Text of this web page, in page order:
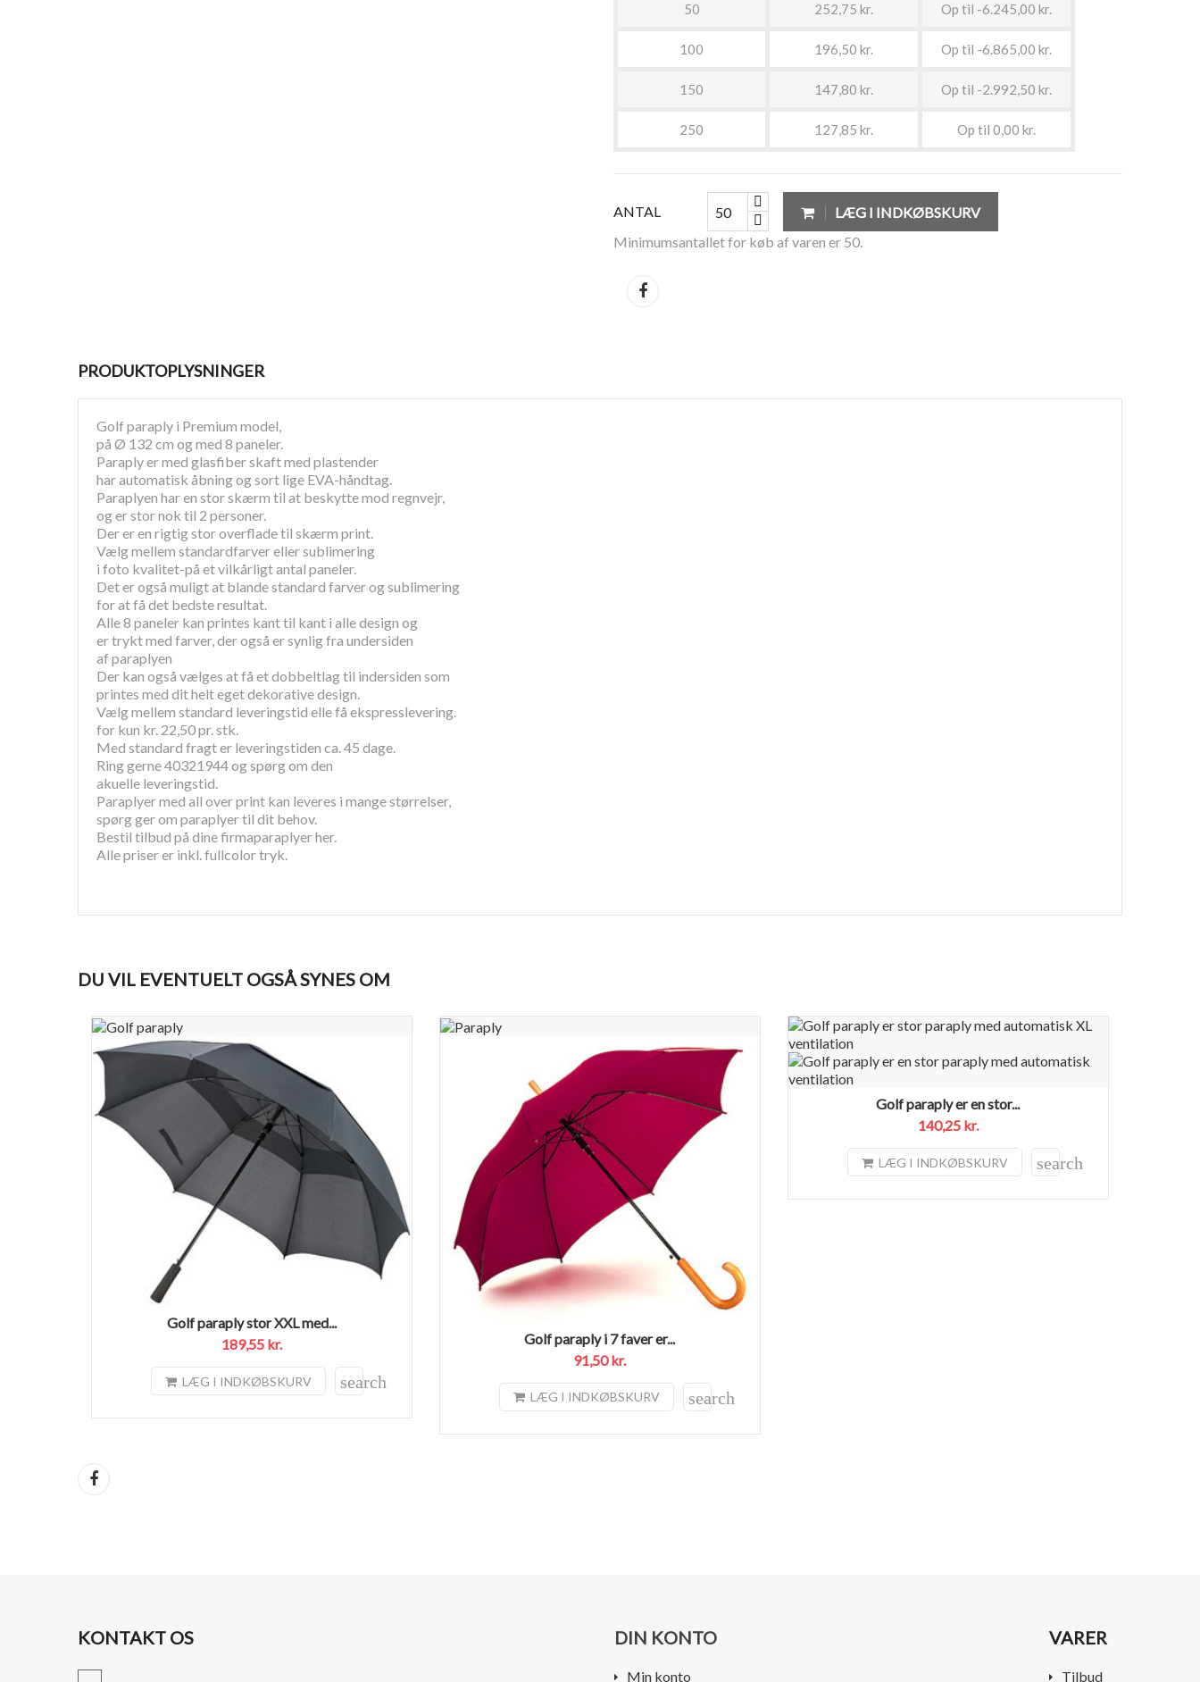
50 252,75 kr. Op til -6.245,00 kr.
100 196,50 kr. Op til -6.865,00 kr.
150 147,80 kr. Op til -2.992,50 kr.
250 127,85 kr. Op til 0,00 kr.
ANTAL
LÆG I INDKØBSKURV
Minimumsantallet for køb af varen er 50.
PRODUKTOPLYSNINGER
Golf paraply i Premium model,
på Ø 132 cm og med 8 paneler.
Paraply er med glasfiber skaft med plastender
har automatisk åbning og sort lige EVA-håndtag.
Paraplyen har en stor skærm til at beskytte mod regnvejr,
og er stor nok til 2 personer.
Der er en rigtig stor overflade til skærm print.
Vælg mellem standardfarver eller sublimering
i foto kvalitet-på et vilkårligt antal paneler.
Det er også muligt at blande standard farver og sublimering
for at få det bedste resultat.
Alle 8 paneler kan printes kant til kant i alle design og
er trykt med farver, der også er synlig fra undersiden
af paraplyen
Der kan også vælges at få et dobbeltlag til indersiden som
printes med dit helt eget dekorative design.
Vælg mellem standard leveringstid elle få ekspresslevering.
for kun kr. 22,50 pr. stk.
Med standard fragt er leveringstiden ca. 45 dage.
Ring gerne 40321944 og spørg om den
akuelle leveringstid.
Paraplyer med all over print kan leveres i mange størrelser,
spørg ger om paraplyer til dit behov.
Bestil tilbud på dine firmaparaplyer her.
Alle priser er inkl. fullcolor tryk.
DU VIL EVENTUELT OGSÅ SYNES OM
Golf paraply stor XXL med...
189,55 kr.
LÆG I INDKØBSKURV search
Golf paraply i 7 faver er...
91,50 kr.
LÆG I INDKØBSKURV search
Golf paraply er en stor...
140,25 kr.
LÆG I INDKØBSKURV search
KONTAKT OS DIN KONTO
Min konto
VARER
Tilbud